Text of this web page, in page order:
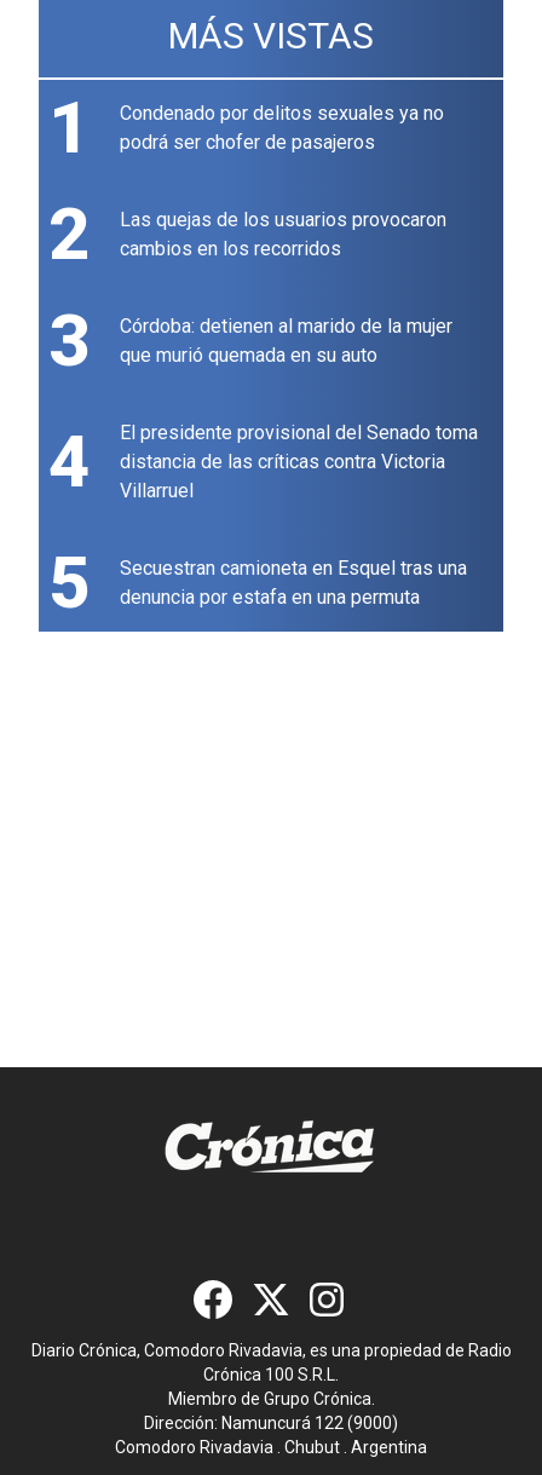
MÁS VISTAS
1
Condenado por delitos sexuales ya no
podrá ser chofer de pasajeros
2
Las quejas de los usuarios provocaron
cambios en los recorridos
3
Córdoba: detienen al marido de la mujer
que murió quemada en su auto
4
El presidente provisional del Senado toma
distancia de las críticas contra Victoria
Villarruel
5
Secuestran camioneta en Esquel tras una
denuncia por estafa en una permuta
Diario Crónica, Comodoro Rivadavia, es una propiedad de Radio
Crónica 100 S.R.L.
Miembro de Grupo Crónica.
Dirección: Namuncurá 122 (9000)
Comodoro Rivadavia . Chubut . Argentina